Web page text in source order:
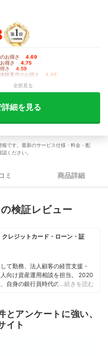
お得さ 4.69
得さ 4.75
さ 4.59
験案件のお得さ 4.48
3.78｜ポイント維持のしやすさ
全部見る
細を見る
です。最新のサービス仕様・料金・配
ください。
ミ 商品詳細
検証レビュー
レジットカード・ローン・証
て勤務、法人顧客の経営支援・
向け資産運用相談を担当。 2020
自身の銀行員時代の経験を活か
ツの制作を統括する。 また、
入や投資への疑問や基礎知識に
る。
…続きを読む
とアンケートに強い、
イト